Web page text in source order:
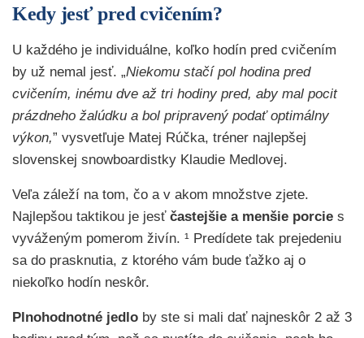
Kedy jesť pred cvičením?
U každého je individuálne, koľko hodín pred cvičením
by už nemal jesť. „Niekomu stačí pol hodina pred
cvičením, inému dve až tri hodiny pred, aby mal pocit
prázdneho žalúdku a bol pripravený podať optimálny
výkon,” vysvetľuje Matej Rúčka, tréner najlepšej
slovenskej snowboardistky Klaudie Medlovej.
Veľa záleží na tom, čo a v akom množstve zjete.
Najlepšou taktikou je jesť častejšie a menšie porcie s
vyváženým pomerom živín. ¹ Predídete tak prejedeniu
sa do prasknutia, z ktorého vám bude ťažko aj o
niekoľko hodín neskôr.
Plnohodnotné jedlo by ste si mali dať najneskôr 2 až 3